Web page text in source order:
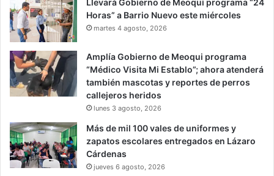
Llevará Gobierno de Meoqui programa “24
Horas” a Barrio Nuevo este miércoles
martes 4 agosto, 2026
Amplía Gobierno de Meoqui programa
“Médico Visita Mi Establo”; ahora atenderá
también mascotas y reportes de perros
callejeros heridos
lunes 3 agosto, 2026
Más de mil 100 vales de uniformes y
zapatos escolares entregados en Lázaro
Cárdenas
jueves 6 agosto, 2026